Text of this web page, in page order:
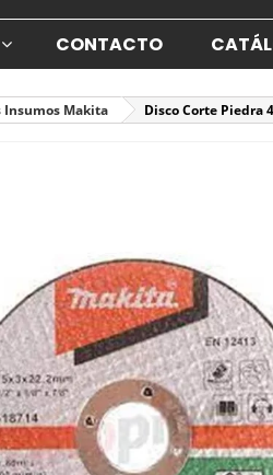
CONTACTO
Insumos Makita Disco Corte Piedra